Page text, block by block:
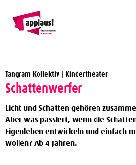
Theater Vergünstigungen
applaus!-Karte bestellen
JTC-Jugend-Theater-Club
Tangram Kollektiv | Kindertheater
Schattenwerfer
Licht und Schatten gehören
Aber was passiert, wenn die
Eigenleben entwickeln und einfach
wollen? Ab 4 Jahren.